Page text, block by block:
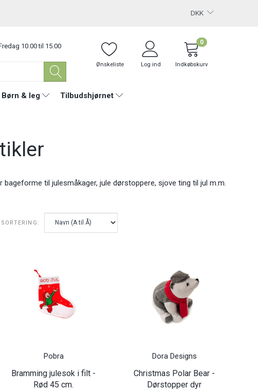
DKK
10.00 til 15.00
Ønskeliste Log ind Indkøbskurv
0
Børn & leg Tilbudshjørnet
til julesmåkager, jule dørstoppere, sjove ting til jul m.m.
SORTERING:
Pobra
Bramming julesok i filt -
Rød 45 cm.
Dora Designs
Christmas Polar Bear -
Dørstopper dyr